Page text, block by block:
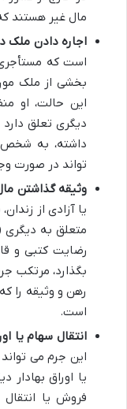
مال غیر هستند
اجاره دادن ملک
است که
بخشی از ملک
این حالت، او
دیگری تعلق
داشته، به شخص
تواند در صورت
وثیقه گذاشتن
یا آزادی از
متعلق به دیگری
رضایت کتبی و
بگذارد، مرتکب
رهن و وثیقه را
است.
انتقال سهام یا
این جرم می
یا اوراق بهادار
فروش یا